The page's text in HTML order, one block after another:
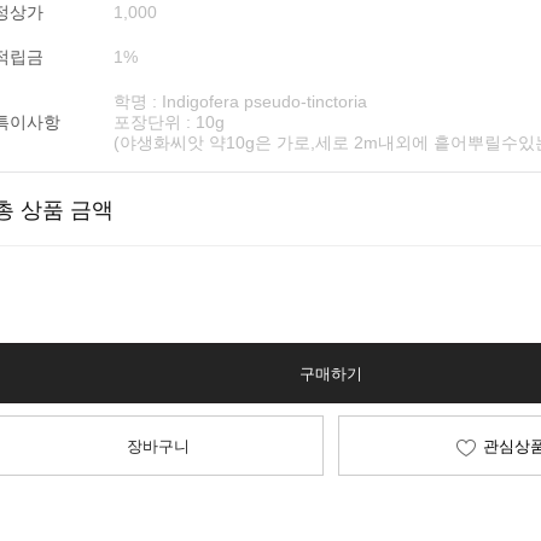
상가 1,000
립금 1%
이사항
학명 : Indigofera pseudo-tinctoria
포장단위 : 10g
(야생화씨앗 약10g은 가로,세로 2m내외에 흩어뿌릴수있
상품 금액
구매하기
장바구니 관심상